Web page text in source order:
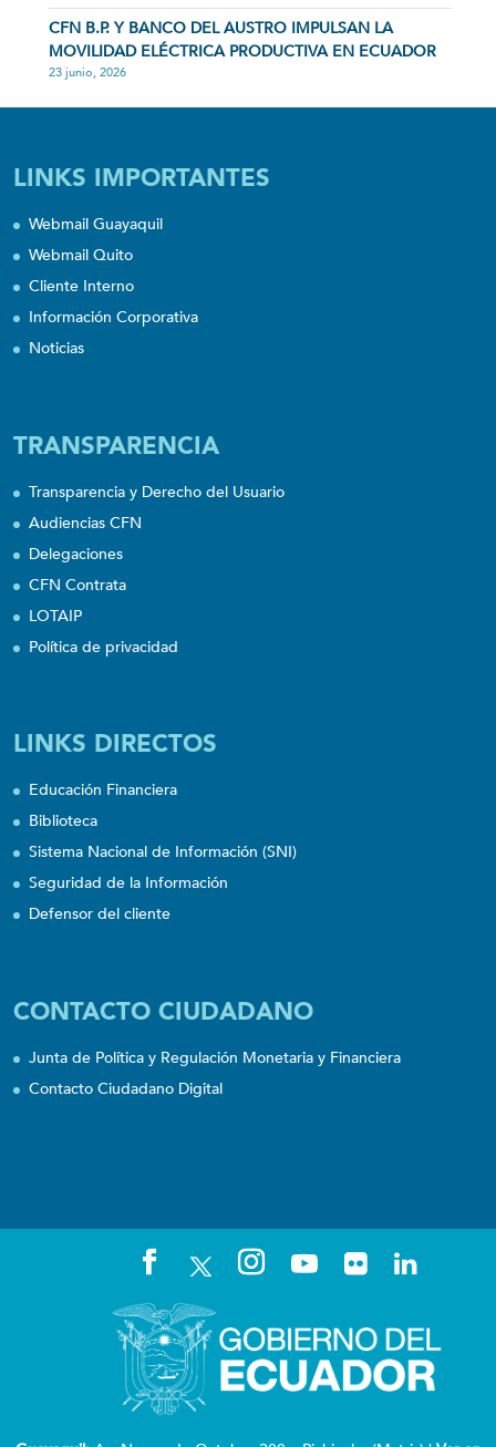
CFN B.P. Y BANCO DEL AUSTRO IMPULSAN LA
MOVILIDAD ELÉCTRICA PRODUCTIVA EN ECUADOR
23 junio, 2026
LINKS IMPORTANTES
Webmail Guayaquil
Webmail Quito
Cliente Interno
Información Corporativa
Noticias
TRANSPARENCIA
Transparencia y Derecho del Usuario
Audiencias CFN
Delegaciones
CFN Contrata
LOTAIP
Política de privacidad
LINKS DIRECTOS
Educación Financiera
Biblioteca
Sistema Nacional de Información (SNI)
Seguridad de la Información
Defensor del cliente
CONTACTO CIUDADANO
Junta de Política y Regulación Monetaria y Financiera
Contacto Ciudadano Digital